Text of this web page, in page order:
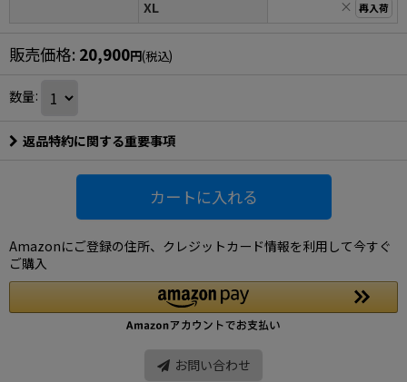
XL × 再入荷
販売価格: 20,900円(税込)
数量:
返品特約に関する重要事項
カートに入れる
Amazonにご登録の住所、クレジットカード情報を利用して今すぐ
ご購入
お問い合わせ